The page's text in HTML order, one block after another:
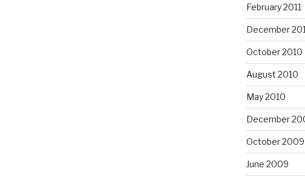
February 2011
December
October 2010
August 2010
May 2010
December
October 2009
June 2009